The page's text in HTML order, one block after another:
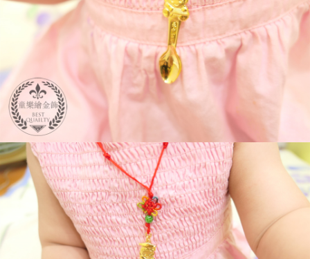
1.分期款項不併入電信帳單，「大哥付你分期」於每月結算日後寄送繳費提
醒簡訊。
2.透過簡訊連結打開帳單後，可選擇「超商條碼／台灣大直營門市／銀行轉
帳／街口支付／iPASS MONEY」等通路繳費。
1.本服務係由「台灣大哥大股份有限公司」（以下簡稱本公司）所提供，讓
用戶於交易時，得透過本服務購買商品或服務，並由商店將買賣／分期付款
買賣價金債權讓與本公司後，依約使用本公司帳單繳交帳款。
2.基於同意付款使用「大哥付你分期」之契約關係目的，商店將以您的個人
資料（包含姓名、電話或地址）提供予台灣大哥大進項蒐集、處理及利用，
由本公司與您本人進行分期帳單所需資料之確認、核對及更正。
3.完整用戶服務條款，請詳閱以下連結：https://oppay.tw/userRule
【「AFTEE先享後付」結帳流程】
１．於結帳方式選擇「AFTEE先享後付」後，將跳轉至「AFTEE先享後付」
結帳頁面，進行簡訊認證並確認金額後，即可完成結帳。
２．訂單成立數日內，您將收到繳費通知簡訊。
３．收到繳費通知簡訊後14天內，點擊此簡訊中的連結，可透過四大超商／
ATM／網路銀行／等多元方式進行付款，方視為交易完成。
※ 請注意：結帳手續完成當下不需立刻繳費，但若您需要取消訂單，請聯絡
購買商品的店家。未經商家同意取消之訂單仍視為有效，需透過AFTEE先享
後付繳納相關費用。
※ 交易是否成功請以「AFTEE先享後付 」之結帳頁面顯示為準，若有關於
是否繳費成功／繳費後需取消欲退款等相關疑問，請聯繫「AFTEE先享後付
客戶支援中心」https://netprotections.freshdesk.com/support/home
【注意事項】
１．透過由恩沛科技股份有限公司提供之「AFTEE先享後付」服務完成之交
易，需依本服務之必要範圍內提供個人資料，並將交易相關給付款項請求債
權轉讓予恩沛科技股份有限公司。
２．關於個人資料處理事宜，請瀏覽以下網址：
https://aftee.tw/terms/#terms3
３．未成年的使用者請事先徵得法定代理人或監護人之同意方可使用
免運費